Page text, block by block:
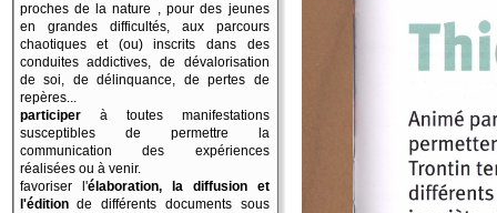
proches de la nature , pour des jeunes
en grandes difficultés, aux parcours
chaotiques et (ou) inscrits dans des
conduites addictives, de dévalorisation
de soi, de délinquance, de pertes de
repères...
participerà toutes manifestations
susceptibles de permettre la
communication des expériences
réalisées ou à venir.
favoriser l'élaboration, la diffusion et
l'éditionde différents documents sous